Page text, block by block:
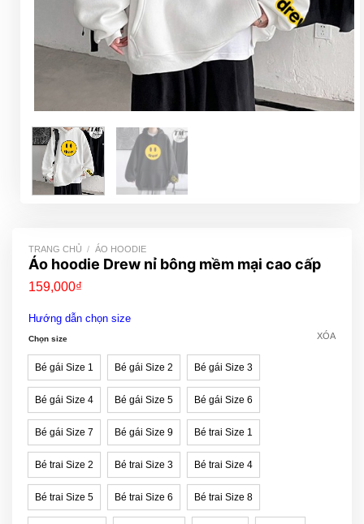
TRANG CHỦ / ÁO HOODIE
Áo hoodie Drew nỉ bông mềm mại cao cấp
159,000₫
Hướng dẫn chọn size
Chọn size
Bé gái Size 1 Bé gái Size 2 Bé gái Size 3
Bé gái Size 4 Bé gái Size 5 Bé gái Size 6
Bé gái Size 7 Bé gái Size 9 Bé trai Size 1
Bé trai Size 2 Bé trai Size 3 Bé trai Size 4
Bé trai Size 5 Bé trai Size 6 Bé trai Size 8
XÓA